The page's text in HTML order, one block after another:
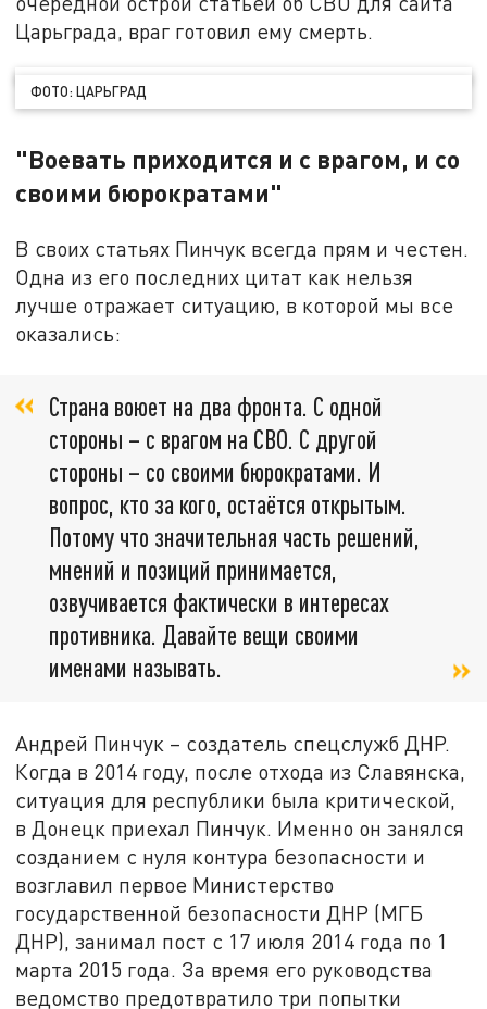
Царьграда, враг готовил ему смерть.
ФОТО: ЦАРЬГРАД
"Воевать приходится и с врагом, и со
своими бюрократами"
В своих статьях Пинчук всегда прям и честен.
Одна из его последних цитат как нельзя
лучше отражает ситуацию, в которой мы все
оказались:
Страна воюет на два фронта. С одной
стороны – с врагом на СВО. С другой
стороны – со своими бюрократами. И
вопрос, кто за кого, остаётся открытым.
Потому что значительная часть решений,
мнений и позиций принимается,
озвучивается фактически в интересах
противника. Давайте вещи своими
именами называть.
Андрей Пинчук – создатель спецслужб ДНР.
Когда в 2014 году, после отхода из Славянска,
ситуация для республики была критической,
в Донецк приехал Пинчук. Именно он занялся
созданием с нуля контура безопасности и
возглавил первое Министерство
государственной безопасности ДНР (МГБ
ДНР), занимал пост с 17 июля 2014 года по 1
марта 2015 года. За время его руководства
ведомство предотвратило три попытки